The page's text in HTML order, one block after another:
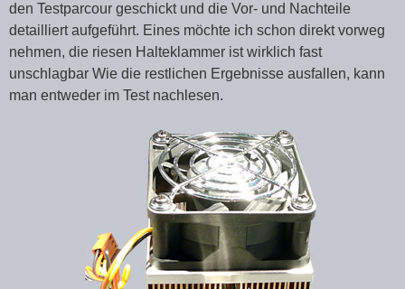
den Testparcour geschickt und die Vor- und Nachteile
detailliert aufgeführt. Eines möchte ich schon direkt vorweg
nehmen, die riesen Halteklammer ist wirklich fast
unschlagbar Wie die restlichen Ergebnisse ausfallen, kann
man entweder im Test nachlesen.